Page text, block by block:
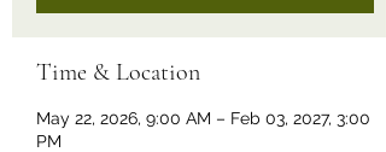
Time & Location
May 22, 2026, 9:00 AM – Feb 03, 2027, 3:00
PM